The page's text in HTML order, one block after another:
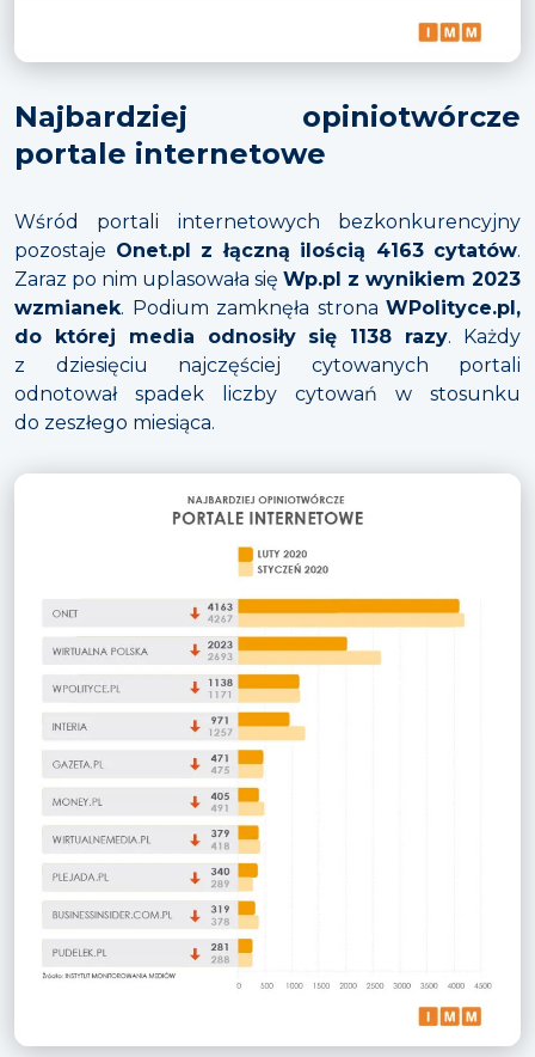
Najbardziej opiniotwórcze
portale internetowe
Wśród portali internetowych bezkonkurencyjny
pozostaje Onet.pl z łączną ilością 4163 cytatów.
Zaraz po nim uplasowała się Wp.pl z wynikiem 2023
wzmianek. Podium zamknęła strona WPolityce.pl,
do której media odnosiły się 1138 razy. Każdy
z dziesięciu najczęściej cytowanych portali
odnotował spadek liczby cytowań w stosunku
do zeszłego miesiąca.